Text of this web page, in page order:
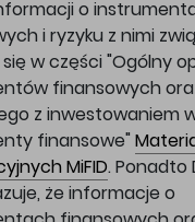
o
i ryzyku z nimi
w części "Ogólny
finansowych
z inwestowaniem
finansowe"
MiFID. Ponadto
że informacje o